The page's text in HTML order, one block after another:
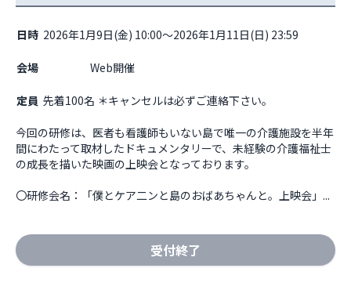
日時 2026年1月9日(金) 10:00～2026年1月11日(日) 23:59
会場
定員 先着100名 ＊キャンセルは必ずご連絡下さい。
今回の研修は、医者も看護師もいない島で唯一の介護施設を半年
間にわたって取材したドキュメンタリーで、未経験の介護福祉士
の成長を描いた映画の上映会となっております。
〇研修会名：「僕とケア二ンと島のおばあちゃんと。上映会」...
受付終了